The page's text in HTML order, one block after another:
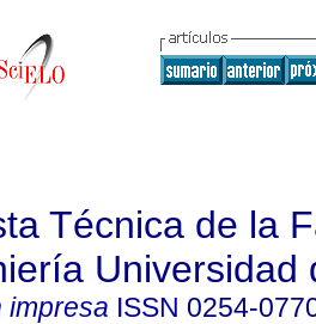
Técnica de la
Universidad
impresa ISSN 0254-